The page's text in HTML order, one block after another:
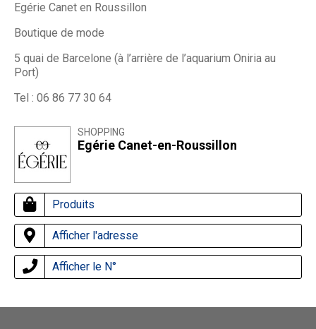
Egérie Canet en Roussillon
Boutique de mode
5 quai de Barcelone (à l’arrière de l’aquarium Oniria au
Port)
Tel : 06 86 77 30 64
SHOPPING
Egérie Canet-en-Roussillon
Produits
Afficher l'adresse
Afficher le N°